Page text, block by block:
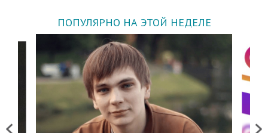
ПОПУЛЯРНО НА ЭТОЙ НЕДЕЛЕ
Previous Next